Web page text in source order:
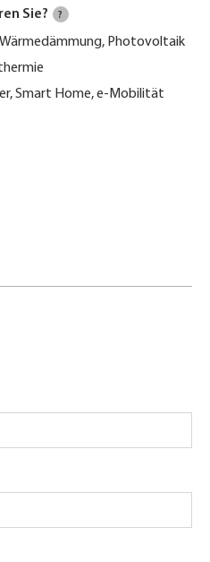
Sie? ?
Photovoltaik
Smart Home, e-Mobilität